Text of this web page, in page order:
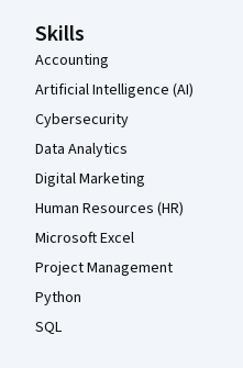
Skills
Accounting
Artificial Intelligence (AI)
Cybersecurity
Data Analytics
Digital Marketing
Human Resources (HR)
Microsoft Excel
Project Management
Python
SQL